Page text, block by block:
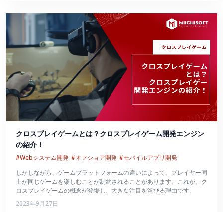
クロスプレイゲームとは？クロスプレイゲーム開発エンジン
の紹介！
#Webシステム開発 #オフショア開発 #モバイルアプリ開発
しかしながら、ゲームプラットフォームの違いによって、プレイヤー同
士が同じゲームを楽しむことが制約されることがあります。これが、ク
ロスプレイゲームの概念が登場し、大きな注目を浴びる理由です。
2023年9月27日